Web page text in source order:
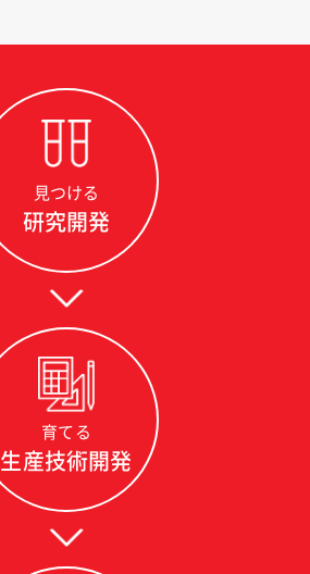
見つける
研究開発
育てる
生産技術開発